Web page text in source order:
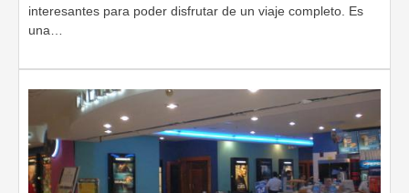
interesantes para poder disfrutar de un viaje completo. Es
una…